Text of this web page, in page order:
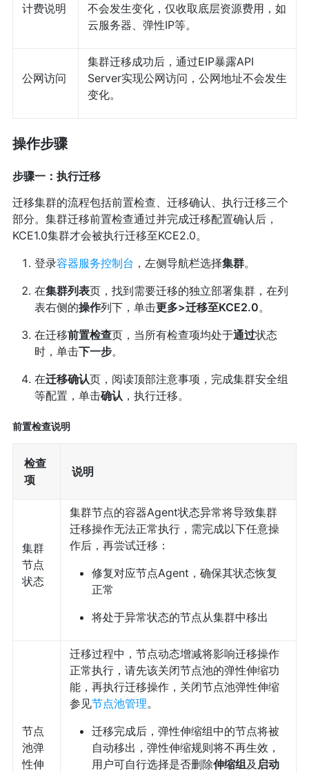
计费说明
不会发生变化，仅收取底层资源费用，如
云服务器、弹性IP等。
公网访问
集群迁移成功后，通过EIP暴露API
Server实现公网访问，公网地址不会发生
变化。
操作步骤
步骤一：执行迁移
迁移集群的流程包括前置检查、迁移确认、执行迁移三个
部分。集群迁移前置检查通过并完成迁移配置确认后，
KCE1.0集群才会被执行迁移至KCE2.0。
登录容器服务控制台 ，左侧导航栏选择集群。
在集群列表页，找到需要迁移的独立部署集群，在列
表右侧的操作列下，单击更多>迁移至KCE2.0。
在迁移前置检查页，当所有检查项均处于通过状态
时，单击下一步。
在迁移确认页，阅读顶部注意事项，完成集群安全组
等配置，单击确认 ，执行迁移。
前置检查说明
检查
项
说明
集群
节点
状态
集群节点的容器Agent状态异常将导致集群
迁移操作无法正常执行，需完成以下任意操
作后，再尝试迁移：
修复对应节点Agent，确保其状态恢复
正常
将处于异常状态的节点从集群中移出
节点
池弹
性伸
迁移过程中，节点动态增减将影响迁移操作
正常执行，请先该关闭节点池的弹性伸缩功
能，再执行迁移操作，关闭节点池弹性伸缩
参见节点池管理。
迁移完成后，弹性伸缩组中的节点将被
自动移出，弹性伸缩规则将不再生效，
用户可自行选择是否删除伸缩组及 启动